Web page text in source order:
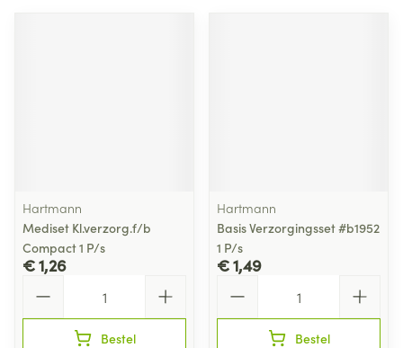
Hartmann
Mediset Kl.verzorg.f/b
Compact 1 P/s
€ 1,26
Bestel
Hartmann
Basis Verzorgingsset #b1952
1 P/s
€ 1,49
Bestel